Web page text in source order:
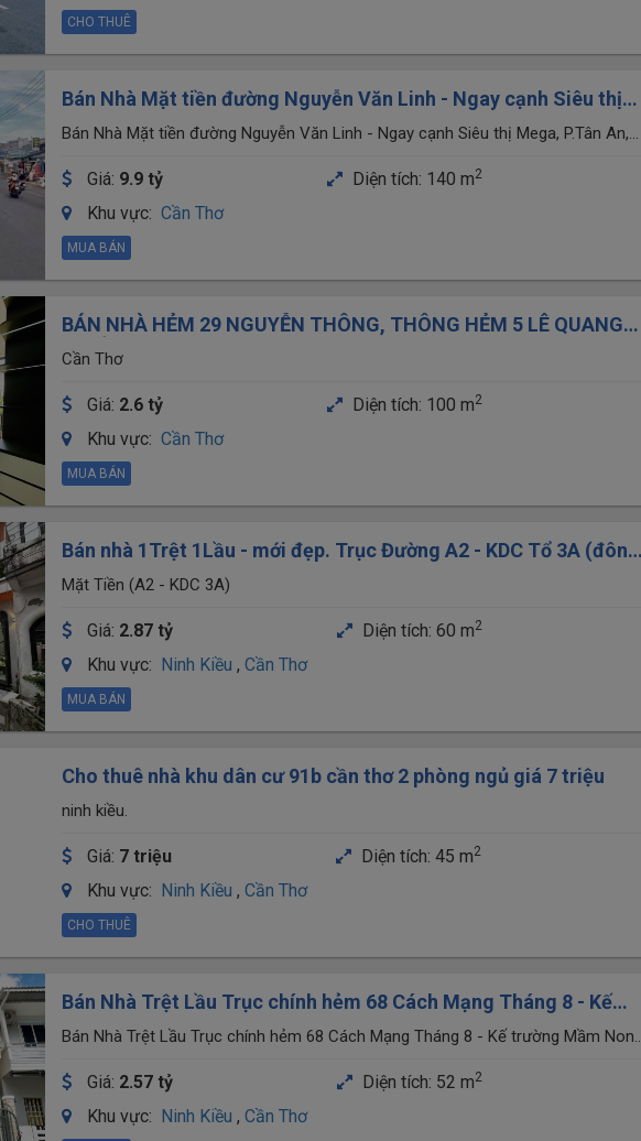
CHO THUÊ
Bán Nhà Mặt tiền đường Nguyễn Văn Linh - Ngay cạnh Siêu thị
Mega, P.Tân An, TP.Cần Thơ
Bán Nhà Mặt tiền đường Nguyễn Văn Linh - Ngay cạnh Siêu thị Mega, P.Tân An,
Giá: 9.9 tỷ Diện tích: 140 m2
Khu vực: Cần Thơ
MUA BÁN
BÁN NHÀ HẺM 29 NGUYỄN THÔNG, THÔNG HẺM 5 LÊ QUANG
CHIỂU P.AN THỚI CẦN THƠ
Cần Thơ
Giá: 2.6 tỷ Diện tích: 100 m2
Khu vực: Cần Thơ
MUA BÁN
Bán nhà 1Trệt 1Lầu - mới đẹp. Trục Đường A2 - KDC Tổ 3A (đông
đúc)
Mặt Tiền (A2 - KDC 3A)
Giá: 2.87 tỷ Diện tích: 60 m2
Khu vực: Ninh Kiều , Cần Thơ
MUA BÁN
Cho thuê nhà khu dân cư 91b cần thơ 2 phòng ngủ giá 7 triệu
ninh kiều.
Giá: 7 triệu Diện tích: 45 m2
Khu vực: Ninh Kiều , Cần Thơ
CHO THUÊ
Bán Nhà Trệt Lầu Trục chính hẻm 68 Cách Mạng Tháng 8 - Kế
trường Mầm Non Mặt Trời Nhỏ 2
Bán Nhà Trệt Lầu Trục chính hẻm 68 Cách Mạng Tháng 8 - Kế trường Mầm Non
Giá: 2.57 tỷ Diện tích: 52 m2
Khu vực: Ninh Kiều , Cần Thơ